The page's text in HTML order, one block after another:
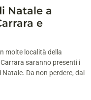
Natale a
e
molte località della
saranno presenti i
Da non perdere, dal